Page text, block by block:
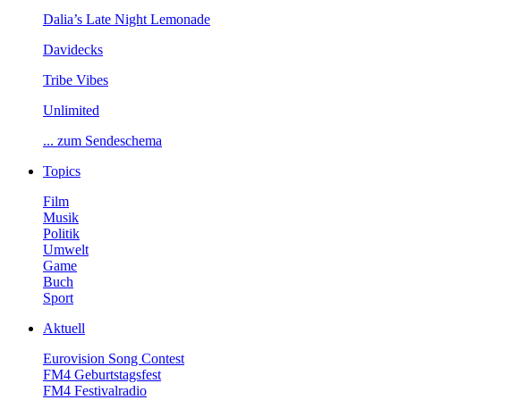
Dalia’sLateNightLemonade
Davidecks
TribeVibes
Unlimited
...zumSendeschema
Topics
Film
Musik
Politik
Umwelt
Game
Buch
Sport
Aktuell
EurovisionSongContest
FM4Geburtstagsfest
FM4Festivalradio